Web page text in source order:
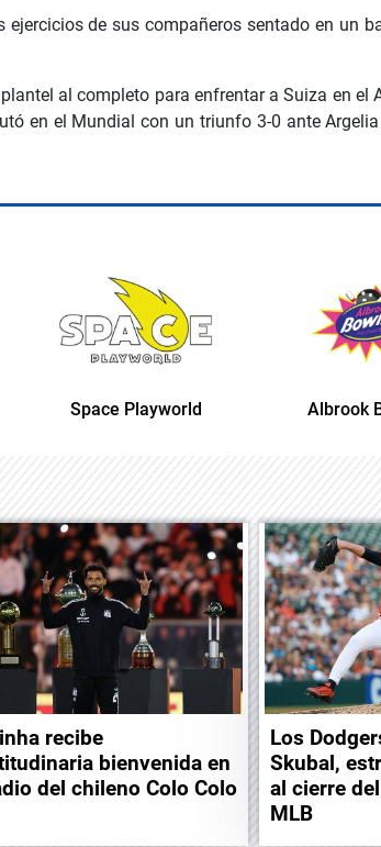
de sus compañeros sentado en un
al completo para enfrentar a Suiza en el
en el Mundial con un triunfo 3-0 ante
Space Playworld Albrook
recibe
bienvenida en
del chileno Colo Colo
Los
Skubal,
al cierre
MLB